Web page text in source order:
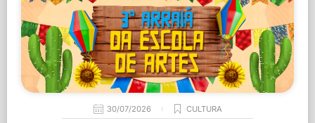
30/07/2026 CULTURA